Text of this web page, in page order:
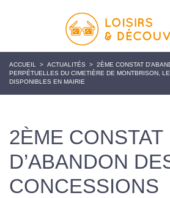
ACCUEIL > ACTUALITÉS > 2ÈME CONSTAT
PERPÉTUELLES DU CIMETIÈRE DE MONTBRISON,
DISPONIBLES EN MAIRIE
2ÈME CONSTAT
D’ABANDON
CONCESSIONS